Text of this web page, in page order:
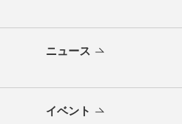
ニュース
イベント